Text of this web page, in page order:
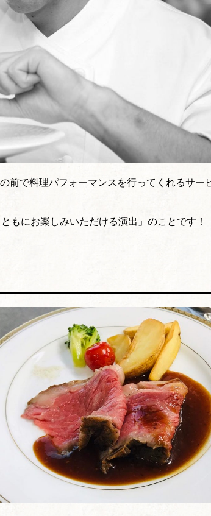
前で料理パフォーマンスを行ってくれるサー
もにお楽しみいただける演出」のことです！